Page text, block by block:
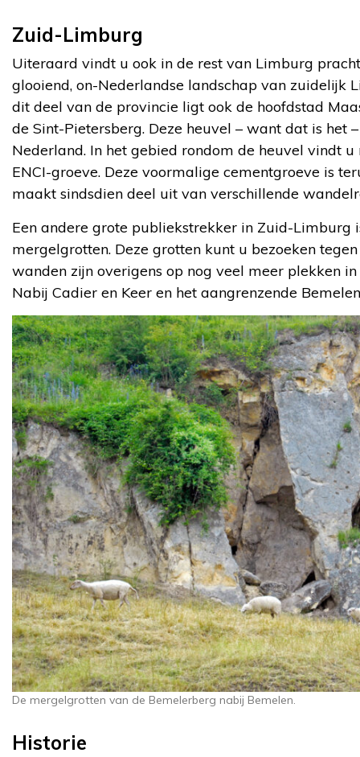
Zuid-Limburg
Uiteraard vindt u ook in de rest van Limburg
glooiend, on-Nederlandse landschap van zuidelijk
dit deel van de provincie ligt ook de hoofdstad
de Sint-Pietersberg. Deze heuvel – want dat is het
Nederland. In het gebied rondom de heuvel vindt
ENCI-groeve. Deze voormalige cementgroeve is
maakt sindsdien deel uit van verschillende
Een andere grote publiekstrekker in Zuid-Limburg
mergelgrotten. Deze grotten kunt u bezoeken
wanden zijn overigens op nog veel meer plekken
Nabij Cadier en Keer en het aangrenzende
De mergelgrotten van de Bemelerberg nabij Bemelen.
Historie